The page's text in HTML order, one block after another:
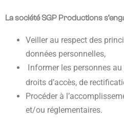
La société SGP Productions
Veiller au respect des
données personnelles,
nformer les personnes au
droits d’accès, de
Procéder à
et/ou réglementaires.